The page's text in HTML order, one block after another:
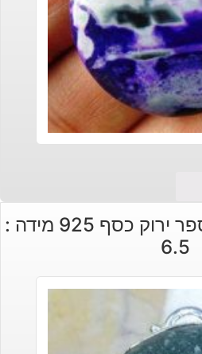
טבעת משובצת ג'ספר ירוק כסף 925 מידה :
6.5